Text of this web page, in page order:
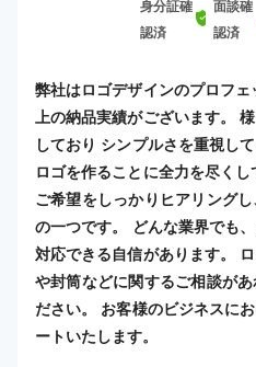
身分証確
認済
面談確
認済
弊社はロゴデザインのプロフ
上の納品実績がございます。
しており シンプルさを重視し
ロゴを作ることに全力を尽く
ご希望をしっかりヒアリング
の一つです。 どんな業界でも
対応できる自信があります。
や封筒などに関するご相談が
ださい。 お客様のビジネスに
ートいたします。